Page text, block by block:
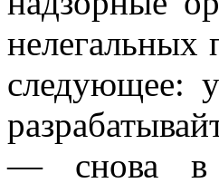
нелегальных
следующее:
— снова в